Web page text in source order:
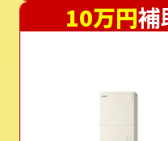
10万円補